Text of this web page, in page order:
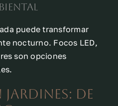
puede transformar
nocturno. Focos LED,
son opciones
jardines: de